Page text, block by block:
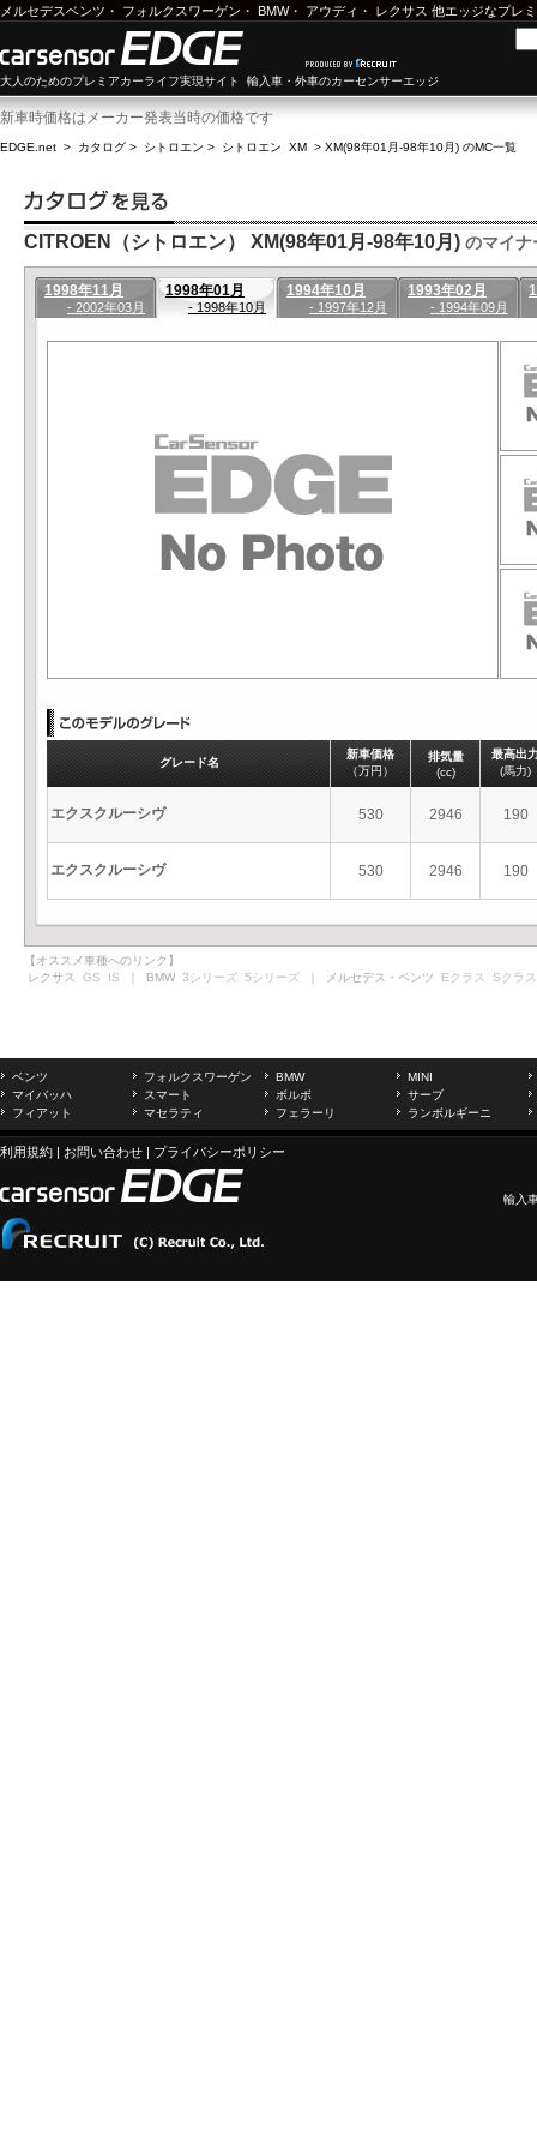
メルセデスベンツ ・ フォルクスワーゲン ・ BMW・ アウディ ・ レクサス 他エッジなプレ
大人のためのプレミアカーライフ実現サイト 輸入車・外車のカーセンサーエッジ
新車時価格はメーカー発表当時の価格です
EDGE.net > カタログ > シトロエン > シトロエン XM > XM(98年01月-98年10月) のMC一覧
CITROEN（シトロエン） XM(98年01月-98年10月) のマイナ
1998年11月
- 2002年03月
1998年01月
- 1998年10月
1994年10月
- 1997年12月
1993年02月
- 1994年09月
グレード名
新車価格
（万円）
排気量
(cc)
最高出
(馬力)
エクスクルーシヴ 530 2946 190
エクスクルーシヴ 530 2946 190
【オススメ車種へのリンク】
レクサス GS IS ｜ BMW 3シリーズ 5シリーズ ｜ メルセデス・ベンツ Eクラス Sクラス
ベンツ フォルクスワーゲン BMW
MINI
マイバッハ
スマート ボルボ
サーブ
フィアット
マセラティ フェラーリ ランボルギーニ
利用規約 | お問い合わせ | プライバシーポリシー
輸入